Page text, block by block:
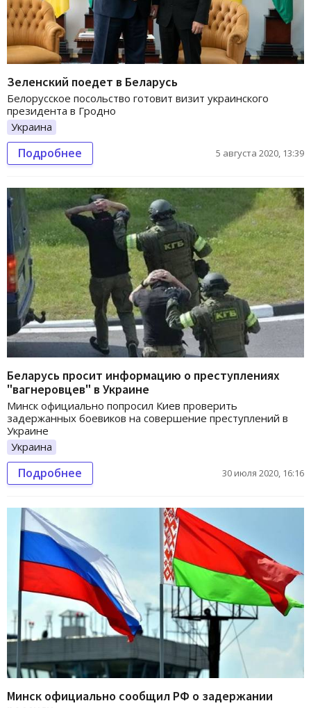
Зеленский поедет в Беларусь
Белорусское посольство готовит визит украинского
президента в Гродно
Украина
Подробнее 5 августа 2020, 13:39
Беларусь просит информацию о преступлениях
"вагнеровцев" в Украине
Минск официально попросил Киев проверить
задержанных боевиков на совершение преступлений в
Украине
Украина
Подробнее 30 июля 2020, 16:16
Минск официально сообщил РФ о задержании